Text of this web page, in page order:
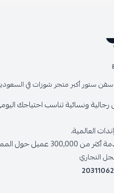
ستور أكبر متجر شوزات في السعودية 👟
ونسائية تناسب احتياجك
العالمية،
حول المملكة.